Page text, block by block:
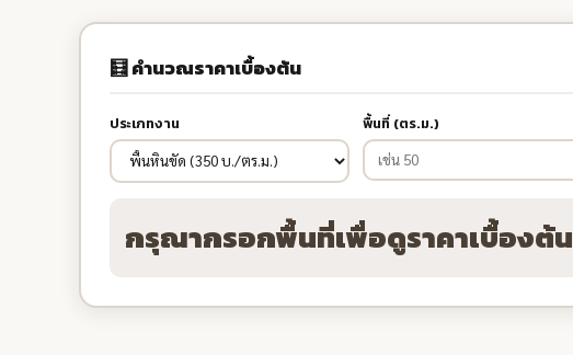
🧮 คำนวณราคาเบื้องต้น
ประเภทงาน พื้นที่ (ตร.ม.)
กรุณากรอกพื้นที่เพื่อดูราคาเบื้องต้น